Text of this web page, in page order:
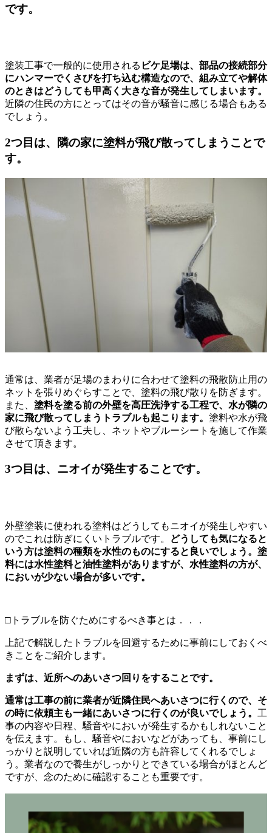
です。
塗装工事で一般的に使用される ビケ足場は、部品の接続部分
にハンマーでくさびを打ち込む構造なので、組み立てや解体
のときはどうしても甲高く大きな音が発生してしまいます。
近隣の住民の方にとってはその音が騒音に感じる場合もある
でしょう。
2つ目は、隣の家に塗料が飛び散ってしまうことで
す。
通常は、業者が足場のまわりに合わせて塗料の飛散防止用の
ネットを張りめぐらすことで、塗料の飛び散りを防ぎます。
また、 塗料を塗る前の外壁を高圧洗浄する工程で、水が隣の
家に飛び散ってしまうトラブルも起こります。 塗料や水が飛
び散らないよう工夫し、ネットやブルーシートを施して作業
させて頂きます。
3つ目は、ニオイが発生することです。
外壁塗装に使われる塗料はどうしてもニオイが発生しやすい
のでこれは防ぎにくいトラブルです。
どうしても気になると
いう方は塗料の種類を水性のものにすると良いでしょう。塗
料には水性塗料と油性塗料がありますが、水性塗料の方が、
においが少ない場合が多いです。
□トラブルを防ぐためにするべき事とは．．．
上記で解説したトラブルを回避するために事前にしておくべ
きことをご紹介します。
まずは、近所へのあいさつ回りをすることです。
通常は工事の前に業者が近隣住民へあいさつに行くので、そ
の時に依頼主も一緒にあいさつに行くのが良いでしょう。 工
事の内容や日程、騒音やにおいが発生するかもしれないこと
を伝えます。もし、騒音やにおいなどがあっても、事前にし
っかりと説明していれば近隣の方も許容してくれるでしょ
う。業者なので養生がしっかりとできている場合がほとんど
ですが、念のために確認することも重要です。